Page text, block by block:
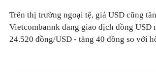
Trên thị trường ngoại tệ, giá USD cũng
Vietcombannk đang giao dịch đồng USD
24.520 đồng/USD - tăng 40 đồng so với